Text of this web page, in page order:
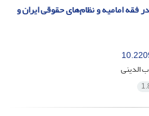
فقه امامیه و نظام‌های حقوقی ایران و
الدینی